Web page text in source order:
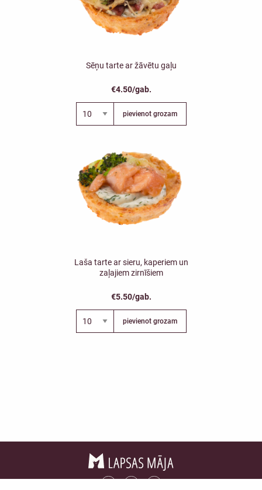
Sēņu tarte ar žāvētu gaļu
€4.50/gab.
pievienot grozam
Laša tarte ar sieru, kaperiem un
zaļajiem zirnīšiem
€5.50/gab.
pievienot grozam